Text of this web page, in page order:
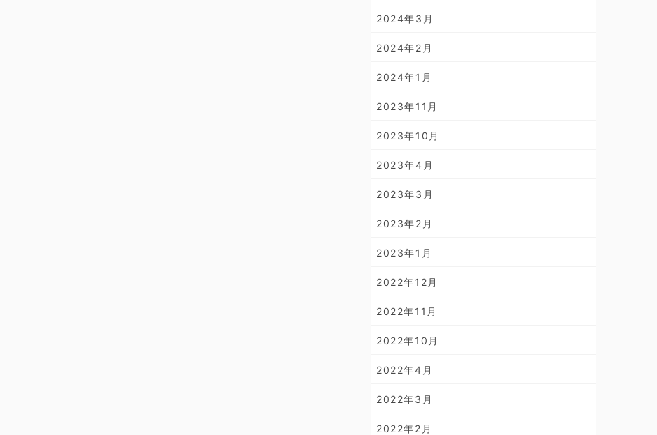
2024年3月
2024年2月
2024年1月
2023年11月
2023年10月
2023年4月
2023年3月
2023年2月
2023年1月
2022年12月
2022年11月
2022年10月
2022年4月
2022年3月
2022年2月